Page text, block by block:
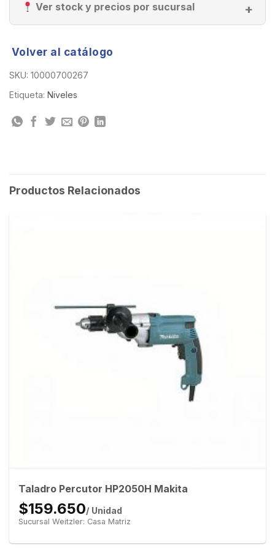
Ver stock y precios por sucursal
Volver al catálogo
SKU: 10000700267
Etiqueta: Niveles
Productos Relacionados
Taladro Percutor HP2050H Makita
$159.650/ Unidad
Sucursal Weitzler: Casa Matriz